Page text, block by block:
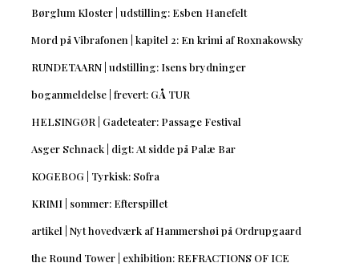
Børglum Kloster | udstilling: Esben Hanefelt
Mord på Vibrafonen | kapitel 2: En krimi af Roxnakowsky
RUNDETAARN | udstilling: Isens brydninger
boganmeldelse | frevert: GÅ TUR
HELSINGØR | Gadeteater: Passage Festival
Asger Schnack | digt: At sidde på Palæ Bar
KOGEBOG | Tyrkisk: Sofra
KRIMI | sommer: Efterspillet
artikel | Nyt hovedværk af Hammershøi på Ordrupgaard
the Round Tower | exhibition: REFRACTIONS OF ICE